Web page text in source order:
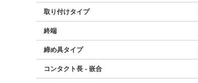
取り付けタイプ
終端
締め具タイプ
コンタクト長 - 嵌合